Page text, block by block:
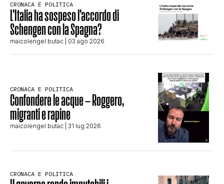
CRONACA E POLITICA
L’Italia ha sospeso l’accordo di
Schengen con la Spagna?
maicolengel butac | 03 ago 2026
CRONACA E POLITICA
Confondere le acque – Roggero,
migranti e rapine
maicolengel butac | 31 lug 2026
CRONACA E POLITICA